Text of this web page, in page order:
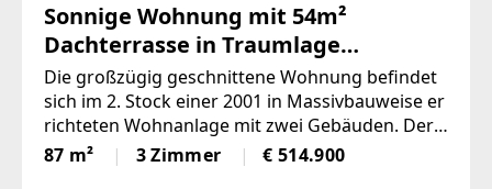
Sonnige Wohnung mit 54m²
Dachterrasse in Traumlage
(Provisionsfrei)
Die großzügig geschnittene Wohnung befindet
sich im 2. Stock einer 2001 in Massivbauweise er
richteten Wohnanlage mit zwei Gebäuden. Der
Bezug kannnach
87 m² 3 Zimmer € 514.900